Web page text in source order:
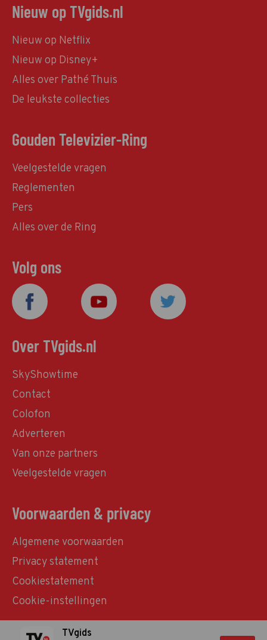
Nieuw op TVgids.nl
Nieuw op Netflix
Nieuw op Disney+
Alles over Pathé Thuis
De leukste collecties
Gouden Televizier-Ring
Veelgestelde vragen
Reglementen
Pers
Alles over de Ring
Volg ons
Over TVgids.nl
SkyShowtime
Contact
Colofon
Adverteren
Van onze partners
Veelgestelde vragen
Voorwaarden & privacy
Algemene voorwaarden
Privacy statement
Cookiestatement
Cookie-instellingen
TVgids